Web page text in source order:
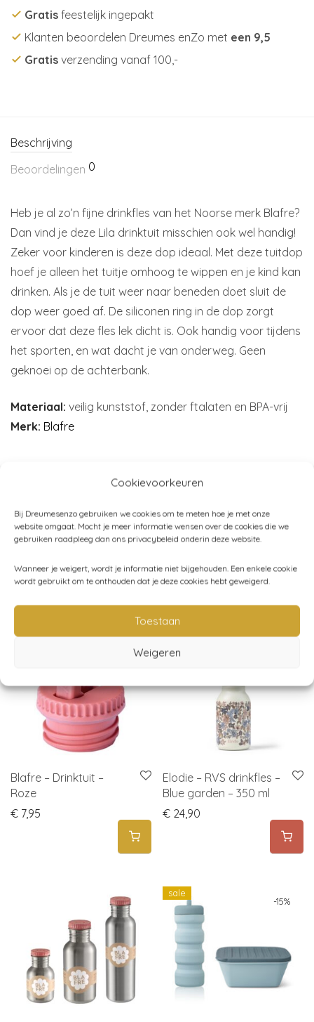
Cookievoorkeuren
Bij Dreumesenzo gebruiken we cookies om te meten hoe je met onze
website omgaat. Mocht je meer informatie wensen over de cookies die we
gebruiken raadpleeg dan ons privacybeleid onderin deze website.
Wanneer je weigert, wordt je informatie niet bijgehouden. Een enkele cookie
wordt gebruikt om te onthouden dat je deze cookies hebt geweigerd.
Toestaan
Weigeren
Gratis feestelijk ingepakt
Klanten beoordelen Dreumes enZo met een 9,5
Gratis verzending vanaf 100,-
Beschrijving
Beoordelingen 0
Heb je al zo’n fijne drinkfles van het Noorse merk Blafre?
Dan vind je deze Lila drinktuit misschien ook wel handig!
Zeker voor kinderen is deze dop ideaal. Met deze tuitdop
hoef je alleen het tuitje omhoog te wippen en je kind kan
drinken. Als je de tuit weer naar beneden doet sluit de
dop weer goed af. De siliconen ring in de dop zorgt
ervoor dat deze fles lek dicht is. Ook handig voor tijdens
het sporten, en wat dacht je van onderweg. Geen
geknoei op de achterbank.
Materiaal: veilig kunststof, zonder ftalaten en BPA-vrij
Merk: Blafre
BL1952
Categorieën:Blafre,School,Schoolbekers,Drinkflessen
Schoolpauze,Voor mama
Gerelateerde producten
Blafre – Drinktuit –
Roze
€ 7,95
uitverkocht
Elodie – RVS drinkfles –
Blue garden – 350 ml
€ 24,90
-15%
sale